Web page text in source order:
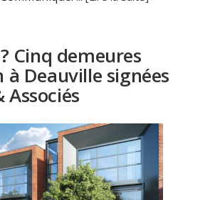
Cinq demeures
à Deauville signées